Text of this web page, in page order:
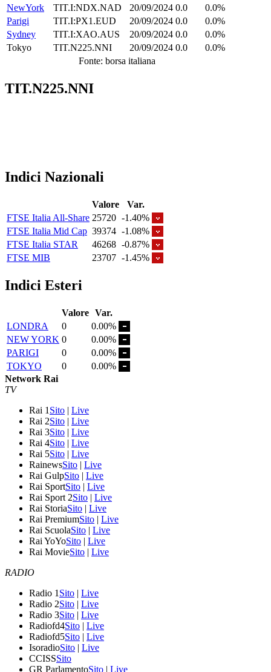
NewYork
TIT.I:NDX.NAD 20/09/2024 0.0
0.0%
Parigi
TIT.I:PX1.EUD 20/09/2024 0.0
0.0%
Sydney
TIT.I:XAO.AUS 20/09/2024 0.0
0.0%
Tokyo
TIT.N225.NNI 20/09/2024 0.0
0.0%
Fonte: borsa italiana
TIT.N225.NNI
Indici Nazionali
Valore
Var.
FTSE Italia All-Share 25720 -1.40%
FTSE Italia Mid Cap 39374 -1.08%
FTSE Italia STAR
46268 -0.87%
FTSE MIB
23707 -1.45%
Indici Esteri
Valore Var.
LONDRA
0
0.00%
NEW YORK 0
0.00%
PARIGI
0
0.00%
TOKYO
0
0.00%
Network Rai
TV
Rai 1 Sito | Live
Rai 2Sito | Live
Rai 3Sito | Live
Rai 4Sito | Live
Rai 5Sito | Live
RainewsSito | Live
Rai GulpSito | Live
Rai SportSito | Live
Rai Sport 2Sito | Live
Rai StoriaSito | Live
Rai PremiumSito | Live
Rai ScuolaSito | Live
Rai YoYoSito | Live
Rai MovieSito | Live
RADIO
Radio 1 Sito | Live
Radio 2Sito | Live
Radio 3Sito | Live
Radiofd4Sito | Live
Radiofd5Sito | Live
IsoradioSito | Live
CCISSSito
GR ParlamentoSito | Live